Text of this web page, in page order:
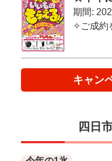
期間:
キャン
四日